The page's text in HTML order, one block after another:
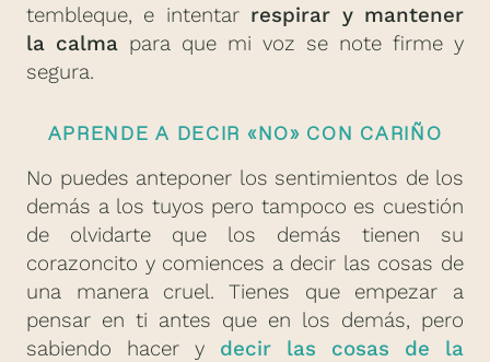
tembleque, e intentar respirar y mantener
la calma para que mi voz se note firme y
segura.
APRENDE A DECIR «NO» CON CARIÑO
No puedes anteponer los sentimientos de los
demás a los tuyos pero tampoco es cuestión
de olvidarte que los demás tienen su
corazoncito y comiences a decir las cosas de
una manera cruel. Tienes que empezar a
pensar en ti antes que en los demás, pero
sabiendo hacer y decir las cosas de la